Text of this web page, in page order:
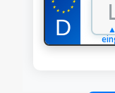
★
★
★
★
★
★
★